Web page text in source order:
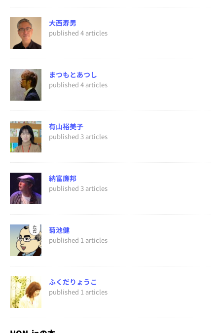
大西寿男
published 4 articles
まつもとあつし
published 4 articles
有山裕美子
published 3 articles
納富廉邦
published 3 articles
菊池健
published 1 articles
ふくだりょうこ
published 1 articles